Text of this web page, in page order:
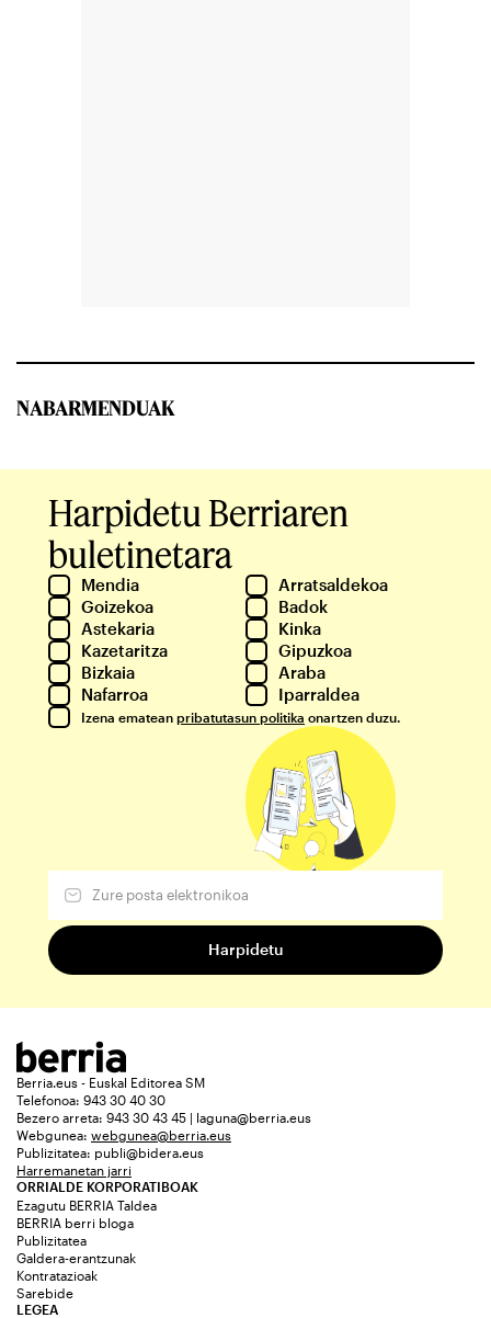
NABARMENDUAK
Harpidetu Berriaren
buletinetara
Mendia
Arratsaldekoa
Goizekoa
Badok
Astekaria
Kinka
Kazetaritza
Gipuzkoa
Bizkaia
Araba
Nafarroa
Iparraldea
Izena ematean pribatutasun politika onartzen duzu.
Berria.eus - Euskal Editorea SM
Telefonoa: 943 30 40 30
Bezero arreta: 943 30 43 45 | laguna@berria.eus
Webgunea: webgunea@berria.eus
Publizitatea: publi@bidera.eus
Harremanetan jarri
ORRIALDE KORPORATIBOAK
Ezagutu BERRIA Taldea
BERRIA berri bloga
Publizitatea
Galdera-erantzunak
Kontratazioak
Sarebide
LEGEA